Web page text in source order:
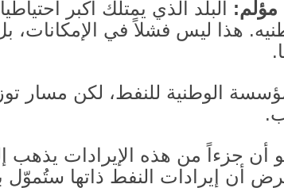
مؤلم: البلد الذي يمتلك أكبر
. هذا ليس فشلاً في
.
الوطنية للنفط، لكن مسار
.
هو أن جزءاً من هذه الإيرادات
أن إيرادات النفط ذاتها ستُموّل